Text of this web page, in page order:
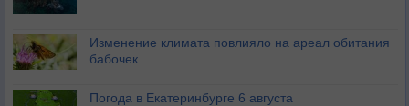
Изменение климата повлияло на ареал обитания
бабочек
Погода в Екатеринбурге 6 августа